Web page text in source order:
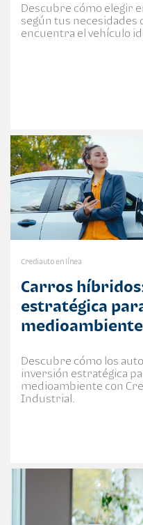
Descubre cómo elegir
según tus necesidades
encuentra el vehículo
Crediauto en línea
Carros
estratégica
medioambiente
Descubre cómo los
inversión estratégica
medioambiente con
Industrial.